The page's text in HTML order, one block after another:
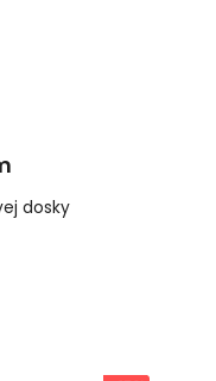
dosky